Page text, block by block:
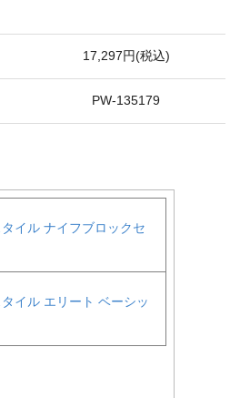
17,297円(税込)
PW-135179